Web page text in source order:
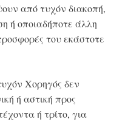
από τυχόν διακοπή,
ή οποιαδήποτε άλλη
του εκάστοτε
Χορηγός δεν
ή αστική προς
ή τρίτο, για